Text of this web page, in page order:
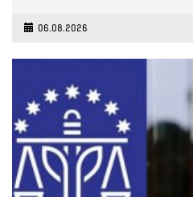
06.08.2026